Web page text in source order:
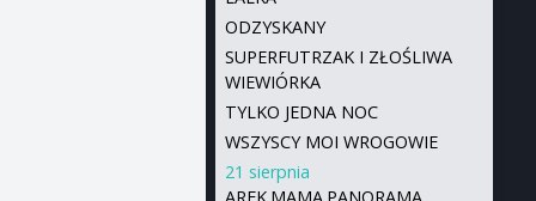
ODZYSKANY
SUPERFUTRZAK I ZŁOŚLIWA
WIEWIÓRKA
TYLKO JEDNA NOC
WSZYSCY MOI WROGOWIE
21 sierpnia